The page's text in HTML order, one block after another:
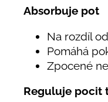
Absorbuje pot
Na rozdíl
Pomáhá
Zpocené
Reguluje pocit